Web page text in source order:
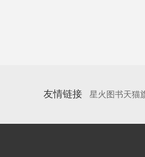
友情链接 星火图书天猫